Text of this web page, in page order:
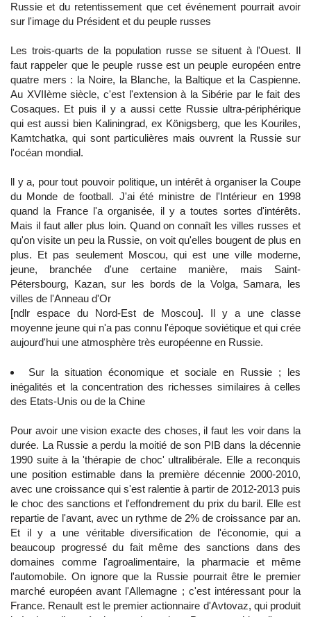
Russie et du retentissement que cet événement pourrait avoir
sur l'image du Président et du peuple russes
Les trois-quarts de la population russe se situent à l'Ouest. Il
faut rappeler que le peuple russe est un peuple européen entre
quatre mers : la Noire, la Blanche, la Baltique et la Caspienne.
Au XVIIème siècle, c'est l'extension à la Sibérie par le fait des
Cosaques. Et puis il y a aussi cette Russie ultra-périphérique
qui est aussi bien Kaliningrad, ex Königsberg, que les Kouriles,
Kamtchatka, qui sont particulières mais ouvrent la Russie sur
l'océan mondial.
ll y a, pour tout pouvoir politique, un intérêt à organiser la Coupe
du Monde de football. J'ai été ministre de l'Intérieur en 1998
quand la France l'a organisée, il y a toutes sortes d'intérêts.
Mais il faut aller plus loin. Quand on connaît les villes russes et
qu'on visite un peu la Russie, on voit qu'elles bougent de plus en
plus. Et pas seulement Moscou, qui est une ville moderne,
jeune, branchée d'une certaine manière, mais Saint-
Pétersbourg, Kazan, sur les bords de la Volga, Samara, les
villes de l'Anneau d'Or
[ndlr espace du Nord-Est de Moscou]. Il y a une classe
moyenne jeune qui n'a pas connu l'époque soviétique et qui crée
aujourd'hui une atmosphère très européenne en Russie.
Sur la situation économique et sociale en Russie ; les
inégalités et la concentration des richesses similaires à celles
des Etats-Unis ou de la Chine
Pour avoir une vision exacte des choses, il faut les voir dans la
durée. La Russie a perdu la moitié de son PIB dans la décennie
1990 suite à la 'thérapie de choc' ultralibérale. Elle a reconquis
une position estimable dans la première décennie 2000-2010,
avec une croissance qui s'est ralentie à partir de 2012-2013 puis
le choc des sanctions et l'effondrement du prix du baril. Elle est
repartie de l'avant, avec un rythme de 2% de croissance par an.
Et il y a une véritable diversification de l'économie, qui a
beaucoup progressé du fait même des sanctions dans des
domaines comme l'agroalimentaire, la pharmacie et même
l'automobile. On ignore que la Russie pourrait être le premier
marché européen avant l'Allemagne ; c'est intéressant pour la
France. Renault est le premier actionnaire d'Avtovaz, qui produit